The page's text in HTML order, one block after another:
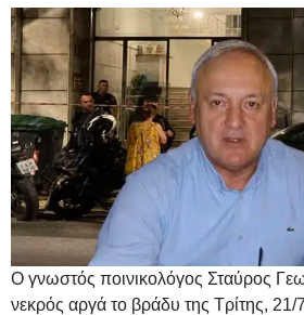
Ο γνωστός ποινικολόγος Σταύρος
νεκρός αργά το βράδυ της Τρίτης, 21/